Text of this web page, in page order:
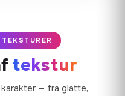
tekstur
— fra glatte,